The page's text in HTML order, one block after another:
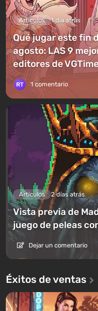
Artículos 1 día atrás
Qué jugar este fin
agosto: LAS 9
editores de
1 comentario
Artículos 2 días atrás
Vista previa de
juego de peleas
Dejar un comentario
Éxitos de ventas